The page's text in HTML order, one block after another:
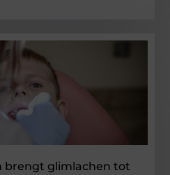
brengt glimlachen tot